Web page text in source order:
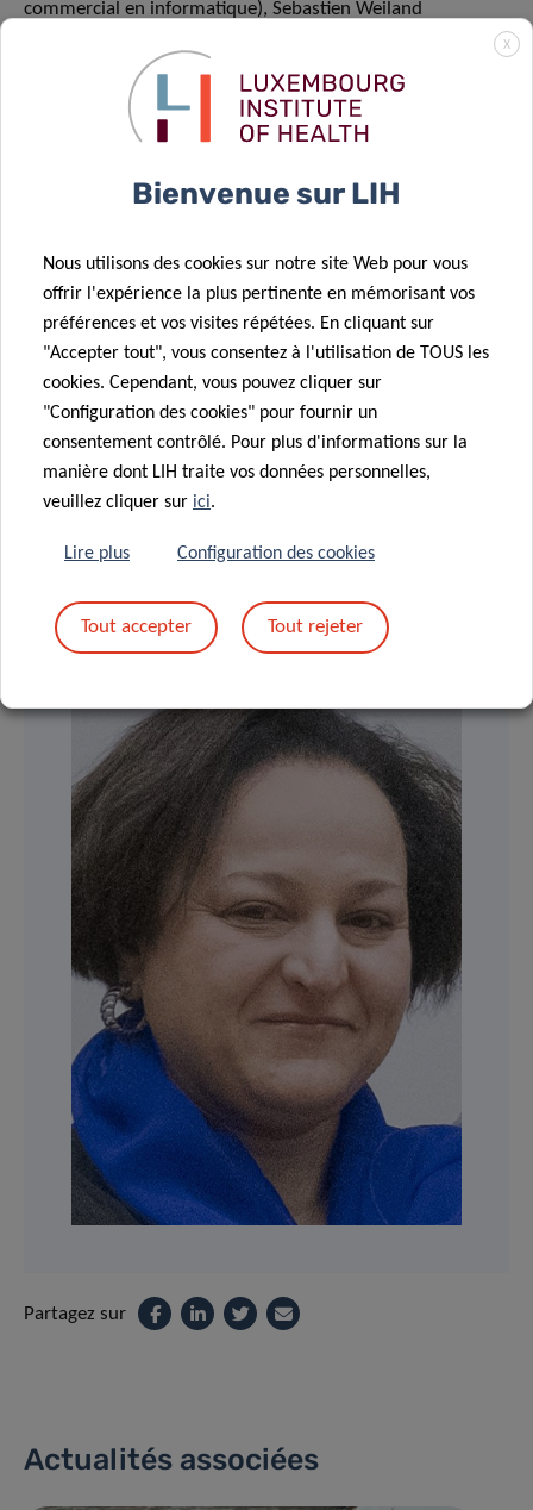
commercial en informatique), Sebastien Weiland
– du Département d’endocrinologie et de diabétologie
(CHL) : Frédéric Dadoun (chef de département).
SCIENTIFIC CONTACT
DR HANEN
SAMOUDA
Department of Population Health
Luxembourg Institute of Health
Contact
Partagez sur
Actualités associées
X
Bienvenue sur LIH
Nous utilisons des cookies sur notre site Web pour vous
offrir l'expérience la plus pertinente en mémorisant vos
préférences et vos visites répétées. En cliquant sur
"Accepter tout", vous consentez à l'utilisation de TOUS les
cookies. Cependant, vous pouvez cliquer sur
"Configuration des cookies" pour fournir un
consentement contrôlé. Pour plus d'informations sur la
manière dont LIH traite vos données personnelles,
veuillez cliquer sur ici.
Lire plus Configuration des cookies
Tout accepter Tout rejeter